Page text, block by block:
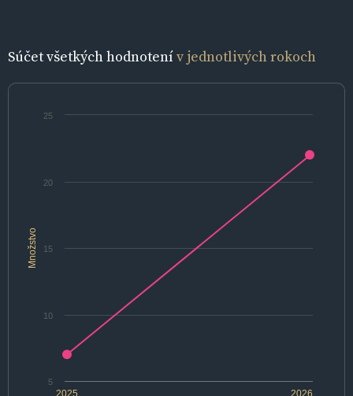
Súčet všetkých hodnotenív jednotlivých rokoch
Množstvo
2025 2026
5
10
15
20
25